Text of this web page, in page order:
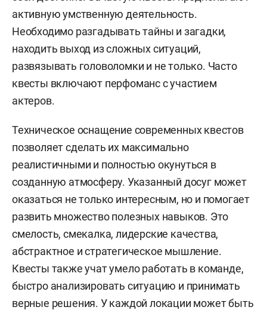
активную умственную деятельность.
Необходимо разгадывать тайны и загадки,
находить выход из сложных ситуаций,
развязывать головоломки и не только. Часто
квесты включают перфоманс с участием
актеров.
Техническое оснащение современных квестов
позволяет сделать их максимально
реалистичными и полностью окунуться в
созданную атмосферу. Указанный досуг может
оказаться не только интересным, но и помогает
развить множество полезных навыков. Это
смелость, смекалка, лидерские качества,
абстрактное и стратегическое мышление.
Квесты также учат умело работать в команде,
быстро анализировать ситуацию и принимать
верные решения. У каждой локации может быть